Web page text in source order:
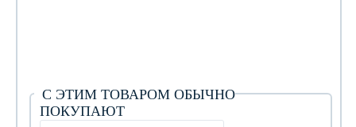
С ЭТИМ ТОВАРОМ ОБЫЧНО
ПОКУПАЮТ